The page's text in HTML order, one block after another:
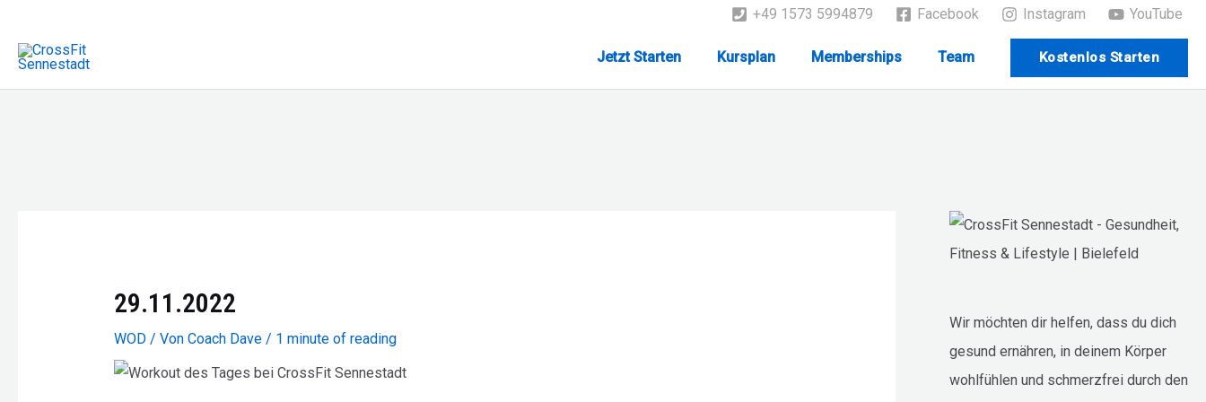
springen
+49 1573 5994879 Facebook Instagram YouTube
Jetzt Starten Kursplan Memberships Team Kostenlos Starten
29.11.2022
WOD/ Von Coach Dave / 1 minute of reading
Wir möchten dir helfen, dass du dich
gesund ernähren, in deinem Körper
wohlfühlen und schmerzfrei durch den